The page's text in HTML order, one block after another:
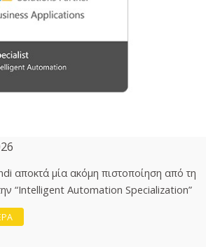
αποκτά μία ακόμη πιστοποίηση από τη
“Intelligent Automation Specialization”